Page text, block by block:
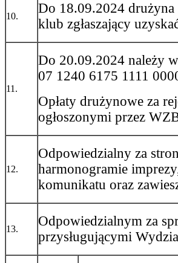
10.
Do 18.09.2024 drużyna
klub zgłaszający
11.
Do 20.09.2024 należy
07 1240 6175 1111
Opłaty drużynowe za
ogłoszonymi przez
12.
Odpowiedzialny za
harmonogramie
komunikatu oraz
13.
Odpowiedzialnym za
przysługującymi